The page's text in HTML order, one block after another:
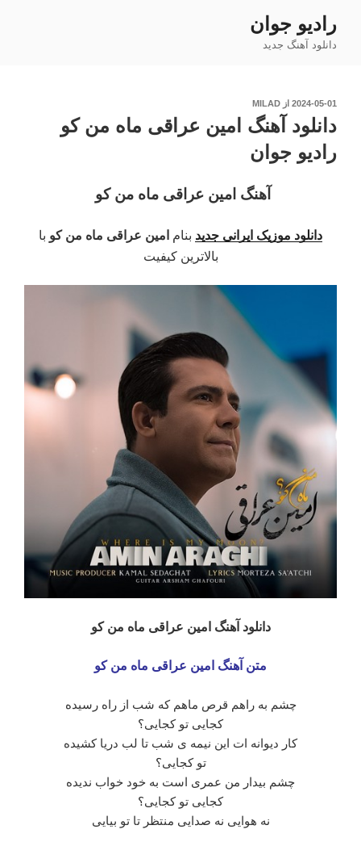
محتوا
رادیو جوان
دانلود آهنگ جدید
نوشته‌شده
2024-05-01 از MILAD
دانلود آهنگ امین عراقی ماه من کو
رادیو جوان
آهنگ امین عراقی ماه من کو
دانلود موزیک ایرانی جدید بنام امین عراقی ماه من کو با
بالاترین کیفیت
دانلود آهنگ امین عراقی ماه من کو
متن آهنگ امین عراقی ماه من کو
چشم به راهم قرص ماهم که شب از راه رسیده
کجایی تو کجایی؟
کار دیوانه ات این نیمه ی شب تا لب دریا کشیده
تو کجایی؟
چشم بیدار من عمری است به خود خواب ندیده
کجایی تو کجایی؟
نه هوایی نه صدایی منتظر تا تو‌ بیایی